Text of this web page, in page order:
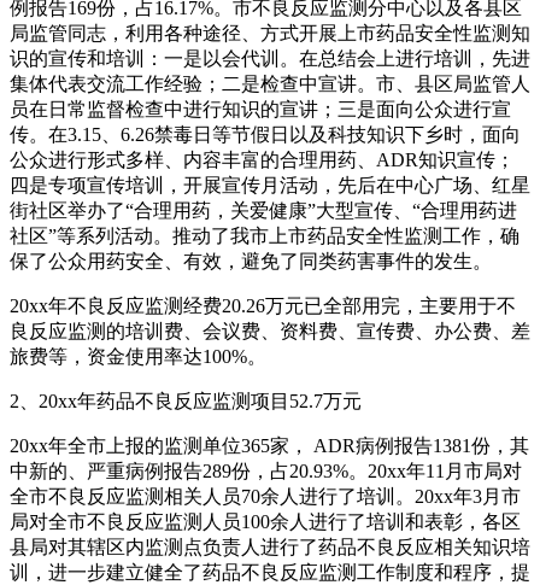
例报告169份，占16.17%。市不良反应监测分中心以及各县区
局监管同志，利用各种途径、方式开展上市药品安全性监测知
识的宣传和培训：一是以会代训。在总结会上进行培训，先进
集体代表交流工作经验；二是检查中宣讲。市、县区局监管人
员在日常监督检查中进行知识的宣讲；三是面向公众进行宣
传。在3.15、6.26禁毒日等节假日以及科技知识下乡时，面向
公众进行形式多样、内容丰富的合理用药、ADR知识宣传；
四是专项宣传培训，开展宣传月活动，先后在中心广场、红星
街社区举办了“合理用药，关爱健康”大型宣传、“合理用药进
社区”等系列活动。推动了我市上市药品安全性监测工作，确
保了公众用药安全、有效，避免了同类药害事件的发生。
20xx年不良反应监测经费20.26万元已全部用完，主要用于不
良反应监测的培训费、会议费、资料费、宣传费、办公费、差
旅费等，资金使用率达100%。
2、20xx年药品不良反应监测项目52.7万元
20xx年全市上报的监测单位365家， ADR病例报告1381份，其
中新的、严重病例报告289份，占20.93%。20xx年11月市局对
全市不良反应监测相关人员70余人进行了培训。20xx年3月市
局对全市不良反应监测人员100余人进行了培训和表彰，各区
县局对其辖区内监测点负责人进行了药品不良反应相关知识培
训，进一步建立健全了药品不良反应监测工作制度和程序，提